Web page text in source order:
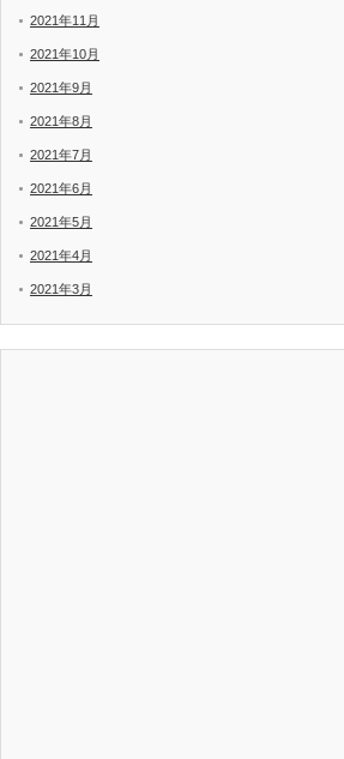
2021年11月
2021年10月
2021年9月
2021年8月
2021年7月
2021年6月
2021年5月
2021年4月
2021年3月